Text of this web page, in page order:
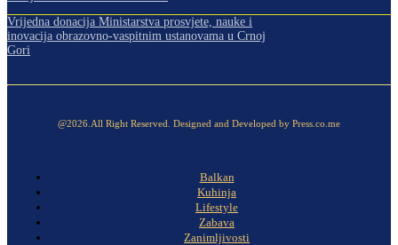
Vrijedna donacija Ministarstva prosvjete, nauke i
inovacija obrazovno-vaspitnim ustanovama u Crnoj
Gori
@2026.All Right Reserved. Designed and Developed by Press.co.me
Balkan
Kuhinja
Lifestyle
Zabava
Zanimljivosti